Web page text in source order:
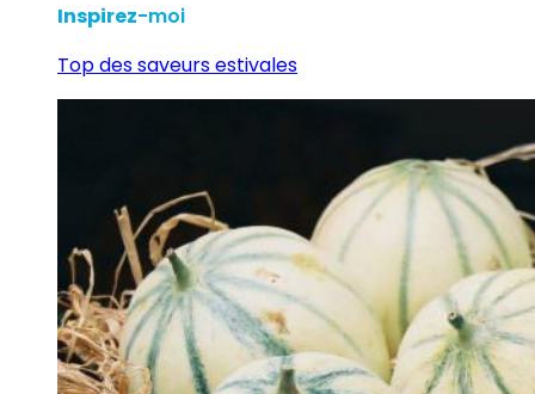
Inspirez-moi
Top des saveurs estivales